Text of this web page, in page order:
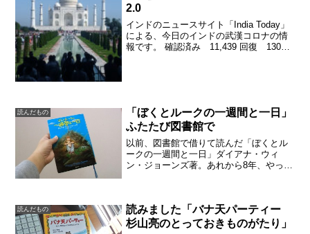
2.0
インドのニュースサイト「India Today」
による、今日のインドの武漢コロナの情
報です。 確認済み 11,439 回復 1306
読んだもの
「ぼくとルークの一週間と一日」
ふたたび図書館で
以前、図書館で借りて読んだ「ぼくとル
ークの一週間と一日」ダイアナ・ウィ
ン・ジョーンズ著。あれから8年、やっと
て欲しかった。親の一方的...
読んだもの
読みました「バナ天パーティー
杉山亮のとっておきものがたり」